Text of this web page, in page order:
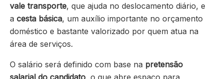
vale transporte, que ajuda no deslocamento diário, e
a cesta básica, um auxílio importante no orçamento
doméstico e bastante valorizado por quem atua na
área de serviços.
O salário será definido com base na pretensão
salarial do candidato , o que abre espaço para